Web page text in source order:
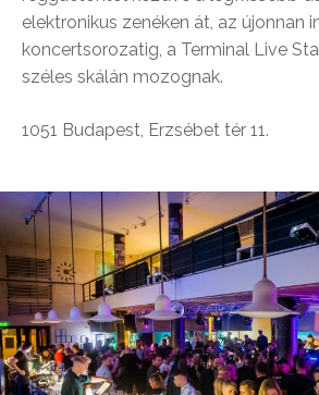
elektronikus zenéken át, az újonnan
koncertsorozatig, a Terminal Live
széles skálán mozognak.
1051 Budapest, Erzsébet tér 11.